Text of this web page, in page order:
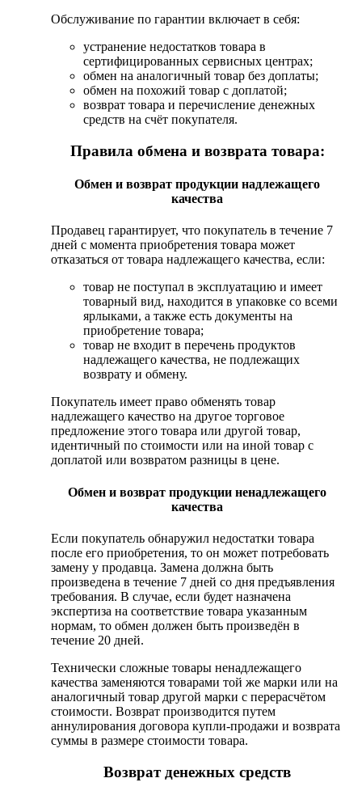
Обслуживание по гарантии включает в себя:
устранение недостатков товара в
сертифицированных сервисных центрах;
обмен на аналогичный товар без доплаты;
обмен на похожий товар с доплатой;
возврат товара и перечисление денежных
средств на счёт покупателя.
Правила обмена и возврата товара:
Обмен и возврат продукции надлежащего
качества
Продавец гарантирует, что покупатель в течение 7
дней с момента приобретения товара может
отказаться от товара надлежащего качества, если:
товар не поступал в эксплуатацию и имеет
товарный вид, находится в упаковке со всеми
ярлыками, а также есть документы на
приобретение товара;
товар не входит в перечень продуктов
надлежащего качества, не подлежащих
возврату и обмену.
Покупатель имеет право обменять товар
надлежащего качество на другое торговое
предложение этого товара или другой товар,
идентичный по стоимости или на иной товар с
доплатой или возвратом разницы в цене.
Обмен и возврат продукции ненадлежащего
качества
Если покупатель обнаружил недостатки товара
после его приобретения, то он может потребовать
замену у продавца. Замена должна быть
произведена в течение 7 дней со дня предъявления
требования. В случае, если будет назначена
экспертиза на соответствие товара указанным
нормам, то обмен должен быть произведён в
течение 20 дней.
Технически сложные товары ненадлежащего
качества заменяются товарами той же марки или на
аналогичный товар другой марки с перерасчётом
стоимости. Возврат производится путем
аннулирования договора купли-продажи и возврата
суммы в размере стоимости товара.
Возврат денежных средств